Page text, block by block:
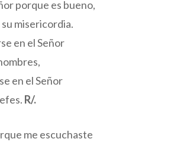
porque es bueno,
misericordia.
en el Señor
en el Señor
R/.
me escuchaste